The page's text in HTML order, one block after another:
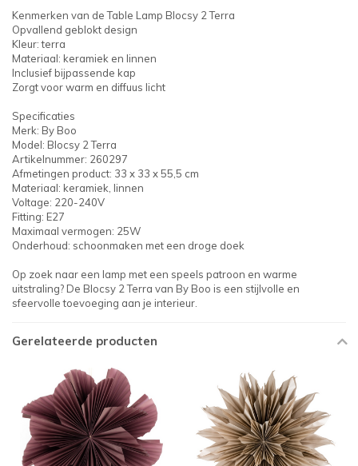
Kenmerken van de Table Lamp Blocsy 2 Terra
Opvallend geblokt design
Kleur: terra
Materiaal: keramiek en linnen
Inclusief bijpassende kap
Zorgt voor warm en diffuus licht
Specificaties
Merk: By Boo
Model: Blocsy 2 Terra
Artikelnummer: 260297
Afmetingen product: 33 x 33 x 55,5 cm
Materiaal: keramiek, linnen
Voltage: 220-240V
Fitting: E27
Maximaal vermogen: 25W
Onderhoud: schoonmaken met een droge doek
Op zoek naar een lamp met een speels patroon en warme
uitstraling? De Blocsy 2 Terra van By Boo is een stijlvolle en
sfeervolle toevoeging aan je interieur.
Gerelateerde producten